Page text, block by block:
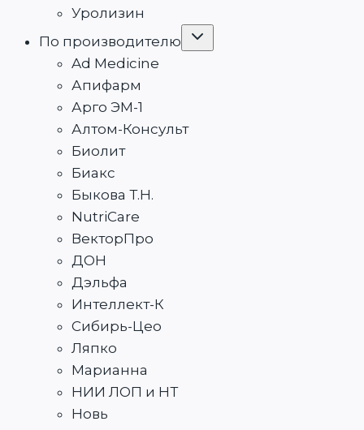
Уролизин
По производителю
Переключить
Ad Medicine
Апифарм
Арго ЭМ-1
Алтом-Консульт
Биолит
Биакс
Быкова Т.Н.
NutriCare
ВекторПро
ДОН
Дэльфа
Интеллект-К
Сибирь-Цео
Ляпко
Марианна
НИИ ЛОП и НТ
Новь